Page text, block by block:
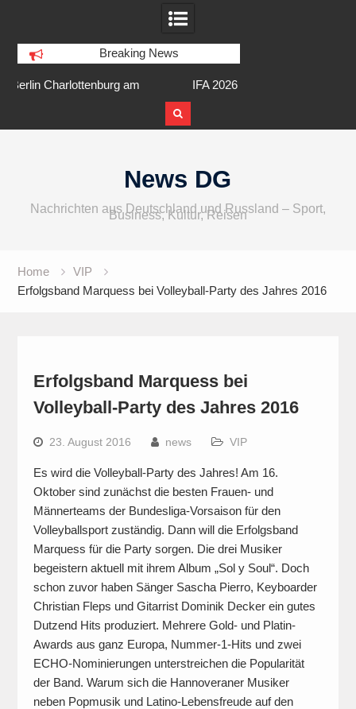
Breaking News
IFA 2026 Audio wird größer,
internationaler und vielfältiger
News DG
Nachrichten aus Deutschland und Russland – Sport,
Business, Kultur, Reisen
Home
VIP
Erfolgsband Marquess bei Volleyball-Party des Jahres 2016
Erfolgsband Marquess bei
Volleyball-Party des Jahres 2016
23. August 2016 news VIP
Es wird die Volleyball-Party des Jahres! Am 16.
Oktober sind zunächst die besten Frauen- und
Männerteams der Bundesliga-Vorsaison für den
Volleyballsport zuständig. Dann will die Erfolgsband
Marquess für die Party sorgen. Die drei Musiker
begeistern aktuell mit ihrem Album „Sol y Soul“. Doch
schon zuvor haben Sänger Sascha Pierro, Keyboarder
Christian Fleps und Gitarrist Dominik Decker ein gutes
Dutzend Hits produziert. Mehrere Gold- und Platin-
Awards aus ganz Europa, Nummer-1-Hits und zwei
ECHO-Nominierungen unterstreichen die Popularität
der Band. Warum sich die Hannoveraner Musiker
neben Popmusik und Latino-Lebensfreude auf den